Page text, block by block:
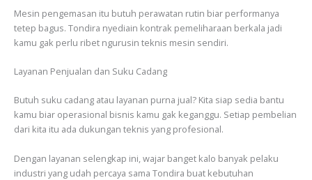
Mesin pengemasan itu butuh perawatan rutin biar performanya
tetep bagus. Tondira nyediain kontrak pemeliharaan berkala jadi
kamu gak perlu ribet ngurusin teknis mesin sendiri.
Layanan Penjualan dan Suku Cadang
Butuh suku cadang atau layanan purna jual? Kita siap sedia bantu
kamu biar operasional bisnis kamu gak keganggu. Setiap pembelian
dari kita itu ada dukungan teknis yang profesional.
Dengan layanan selengkap ini, wajar banget kalo banyak pelaku
industri yang udah percaya sama Tondira buat kebutuhan